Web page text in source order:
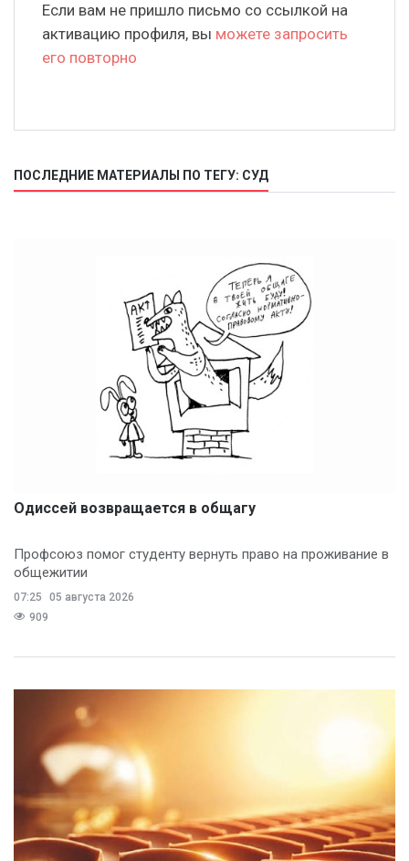
Если вам не пришло письмо со ссылкой на
активацию профиля, вы можете запросить
его повторно
ПОСЛЕДНИЕ МАТЕРИАЛЫ ПО ТЕГУ: СУД
Одиссей возвращается в общагу
Профсоюз помог студенту вернуть право на проживание в
общежитии
07:25
05 августа 2026
909